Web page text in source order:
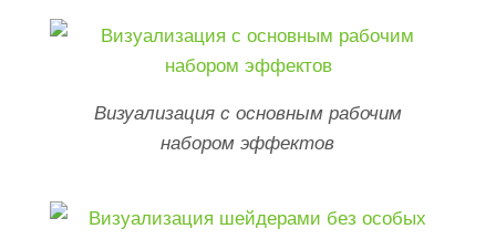
Визуализация с основным рабочим
набором эффектов